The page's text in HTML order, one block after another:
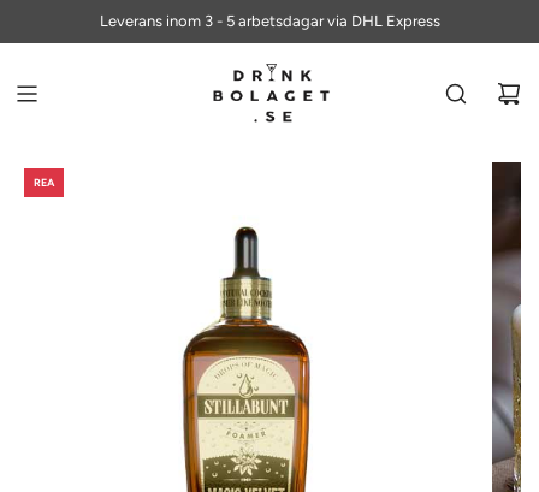
Leverans inom 3 - 5 arbetsdagar via DHL Express
ALLTID FRI FRAKT PÅ BESTÄLLNINGAR ÖVER 700 KR
REA